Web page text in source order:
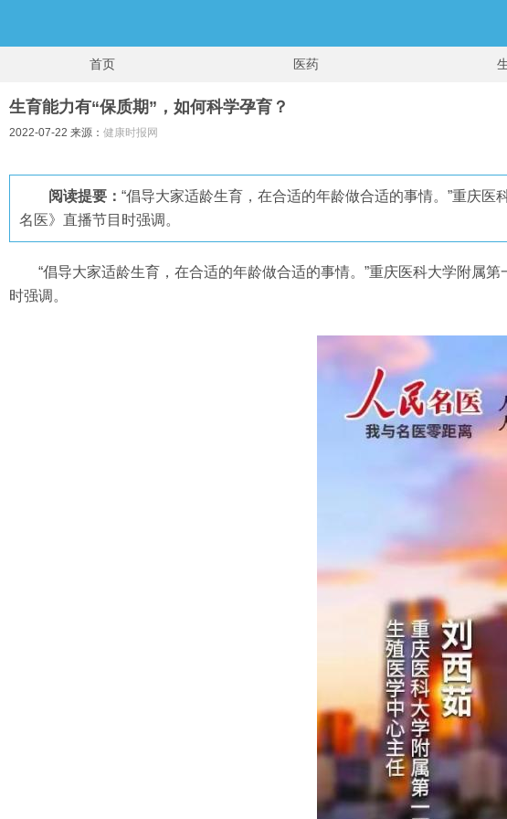
首页 医药
生育能力有“保质期”，如何科学孕育？
2022-07-22 来源： 健康时报网
阅读提要： “倡导大家适龄生育，在合适的年龄做合适的事情。”重庆
名医》直播节目时强调。
“倡导大家适龄生育，在合适的年龄做合适的事情。”重庆医科大学附属
时强调。